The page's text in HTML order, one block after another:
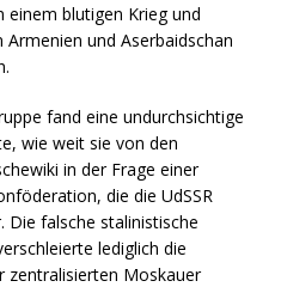
einem blutigen Krieg und
und Aserbaidschan
fand eine undurchsichtige
wie weit sie von den
in der Frage einer
die die UdSSR
falsche stalinistische
lediglich die
zentralisierten Moskauer